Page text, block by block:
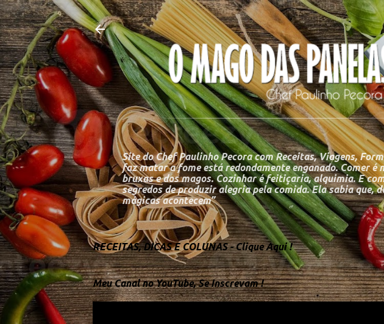
Pular
Site do Chef Paulinho Pecora com Receitas, Viagens,
faz matar a fome está redondamente enganado. Comer
bruxas e dos magos. Cozinhar é feitiçaria, alquimia. E
segredos de produzir alegria pela comida. Ela sabia que,
mágicas acontecem”
RECEITAS, DICAS E COLUNAS - Clique Aqui !
Meu Canal no YouTube, Se Inscrevam !